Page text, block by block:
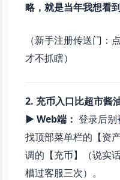
略，就是当年我想看
（新手注册传送门：
才不抓瞎）
2. 充币入口比超市酱
▶ Web端： 登录后别
找顶部菜单栏的【资
调的【充币】（说实
槽过客服三次）。